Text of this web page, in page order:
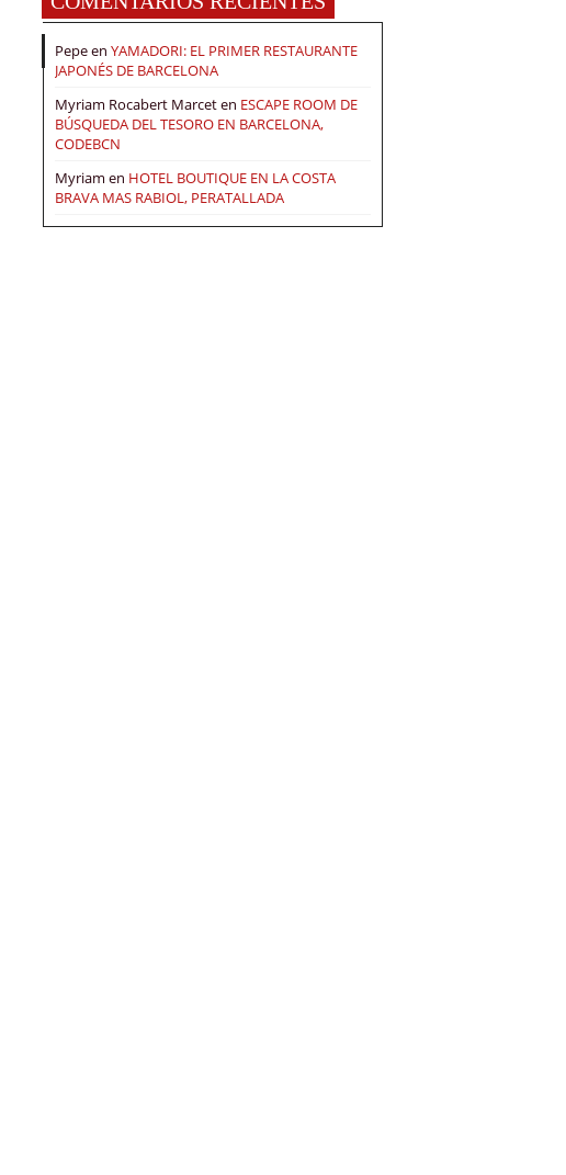
Pepeen YAMADORI: EL PRIMER RESTAURANTE
JAPONÉS DE BARCELONA
Myriam Rocabert Marceten ESCAPE ROOM DE
BÚSQUEDA DEL TESORO EN BARCELONA,
CODEBCN
Myriam en HOTEL BOUTIQUE EN LA COSTA
BRAVA MAS RABIOL, PERATALLADA